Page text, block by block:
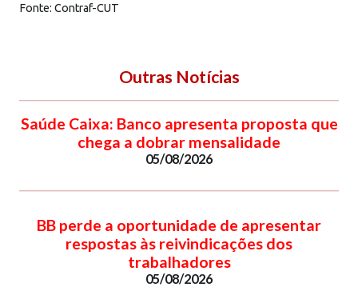
Fonte: Contraf-CUT
Outras Notícias
Saúde Caixa: Banco apresenta proposta que
chega a dobrar mensalidade
05/08/2026
BB perde a oportunidade de apresentar
respostas às reivindicações dos
trabalhadores
05/08/2026